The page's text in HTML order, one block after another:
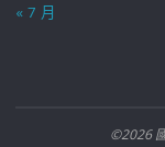
« 7 月
©2026